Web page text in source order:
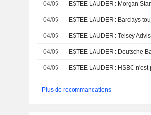
04/05 ESTEE LAUDER : Morgan
04/05 ESTEE LAUDER : Barclays
04/05 ESTEE LAUDER : Telsey
04/05 ESTEE LAUDER : Deutsche
04/05 ESTEE LAUDER : HSBC
Plus de recommandations